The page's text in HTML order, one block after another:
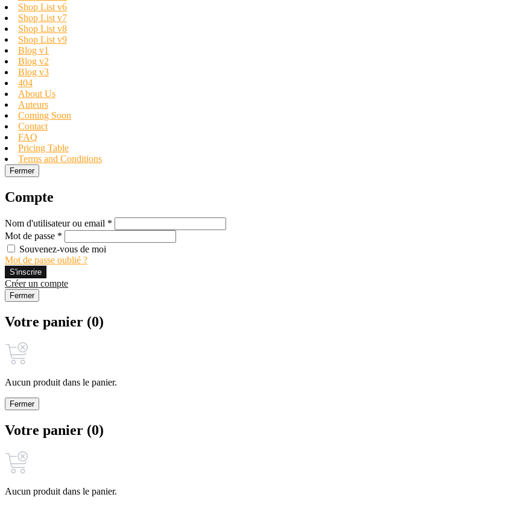
Shop List v6
Shop List v7
Shop List v8
Shop List v9
Blog v1
Blog v2
Blog v3
404
About Us
Auteurs
Coming Soon
Contact
FAQ
Pricing Table
Terms and Conditions
Fermer
Compte
Nom d'utilisateur ou email *
Mot de passe *
Souvenez-vous de moi
Mot de passe oublié ?
S'inscrire
Créer un compte
Fermer
Votre panier (0)
Aucun produit dans le panier.
Fermer
Votre panier (0)
Aucun produit dans le panier.